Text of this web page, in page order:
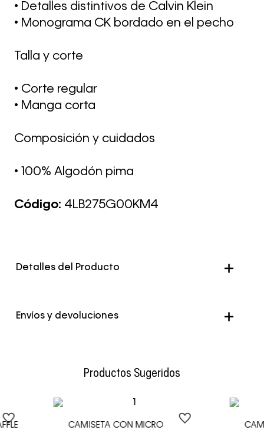
• Detalles distintivos de Calvin Klein
• Monograma CK bordado en el pecho
Talla y corte
• Corte regular
• Manga corta
Composición y cuidados
• 100% Algodón pima
Código: 4LB275G00KM4
Detalles del Producto
Color Azul
Envíos y devoluciones
Productos Sugeridos
CAMISETA CON MICRO